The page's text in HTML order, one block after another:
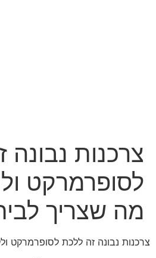
צרכנות נבונה
לסופרמרקט
מה שצריך
צרכנות נבונה זה ללכת לסופרמרקט